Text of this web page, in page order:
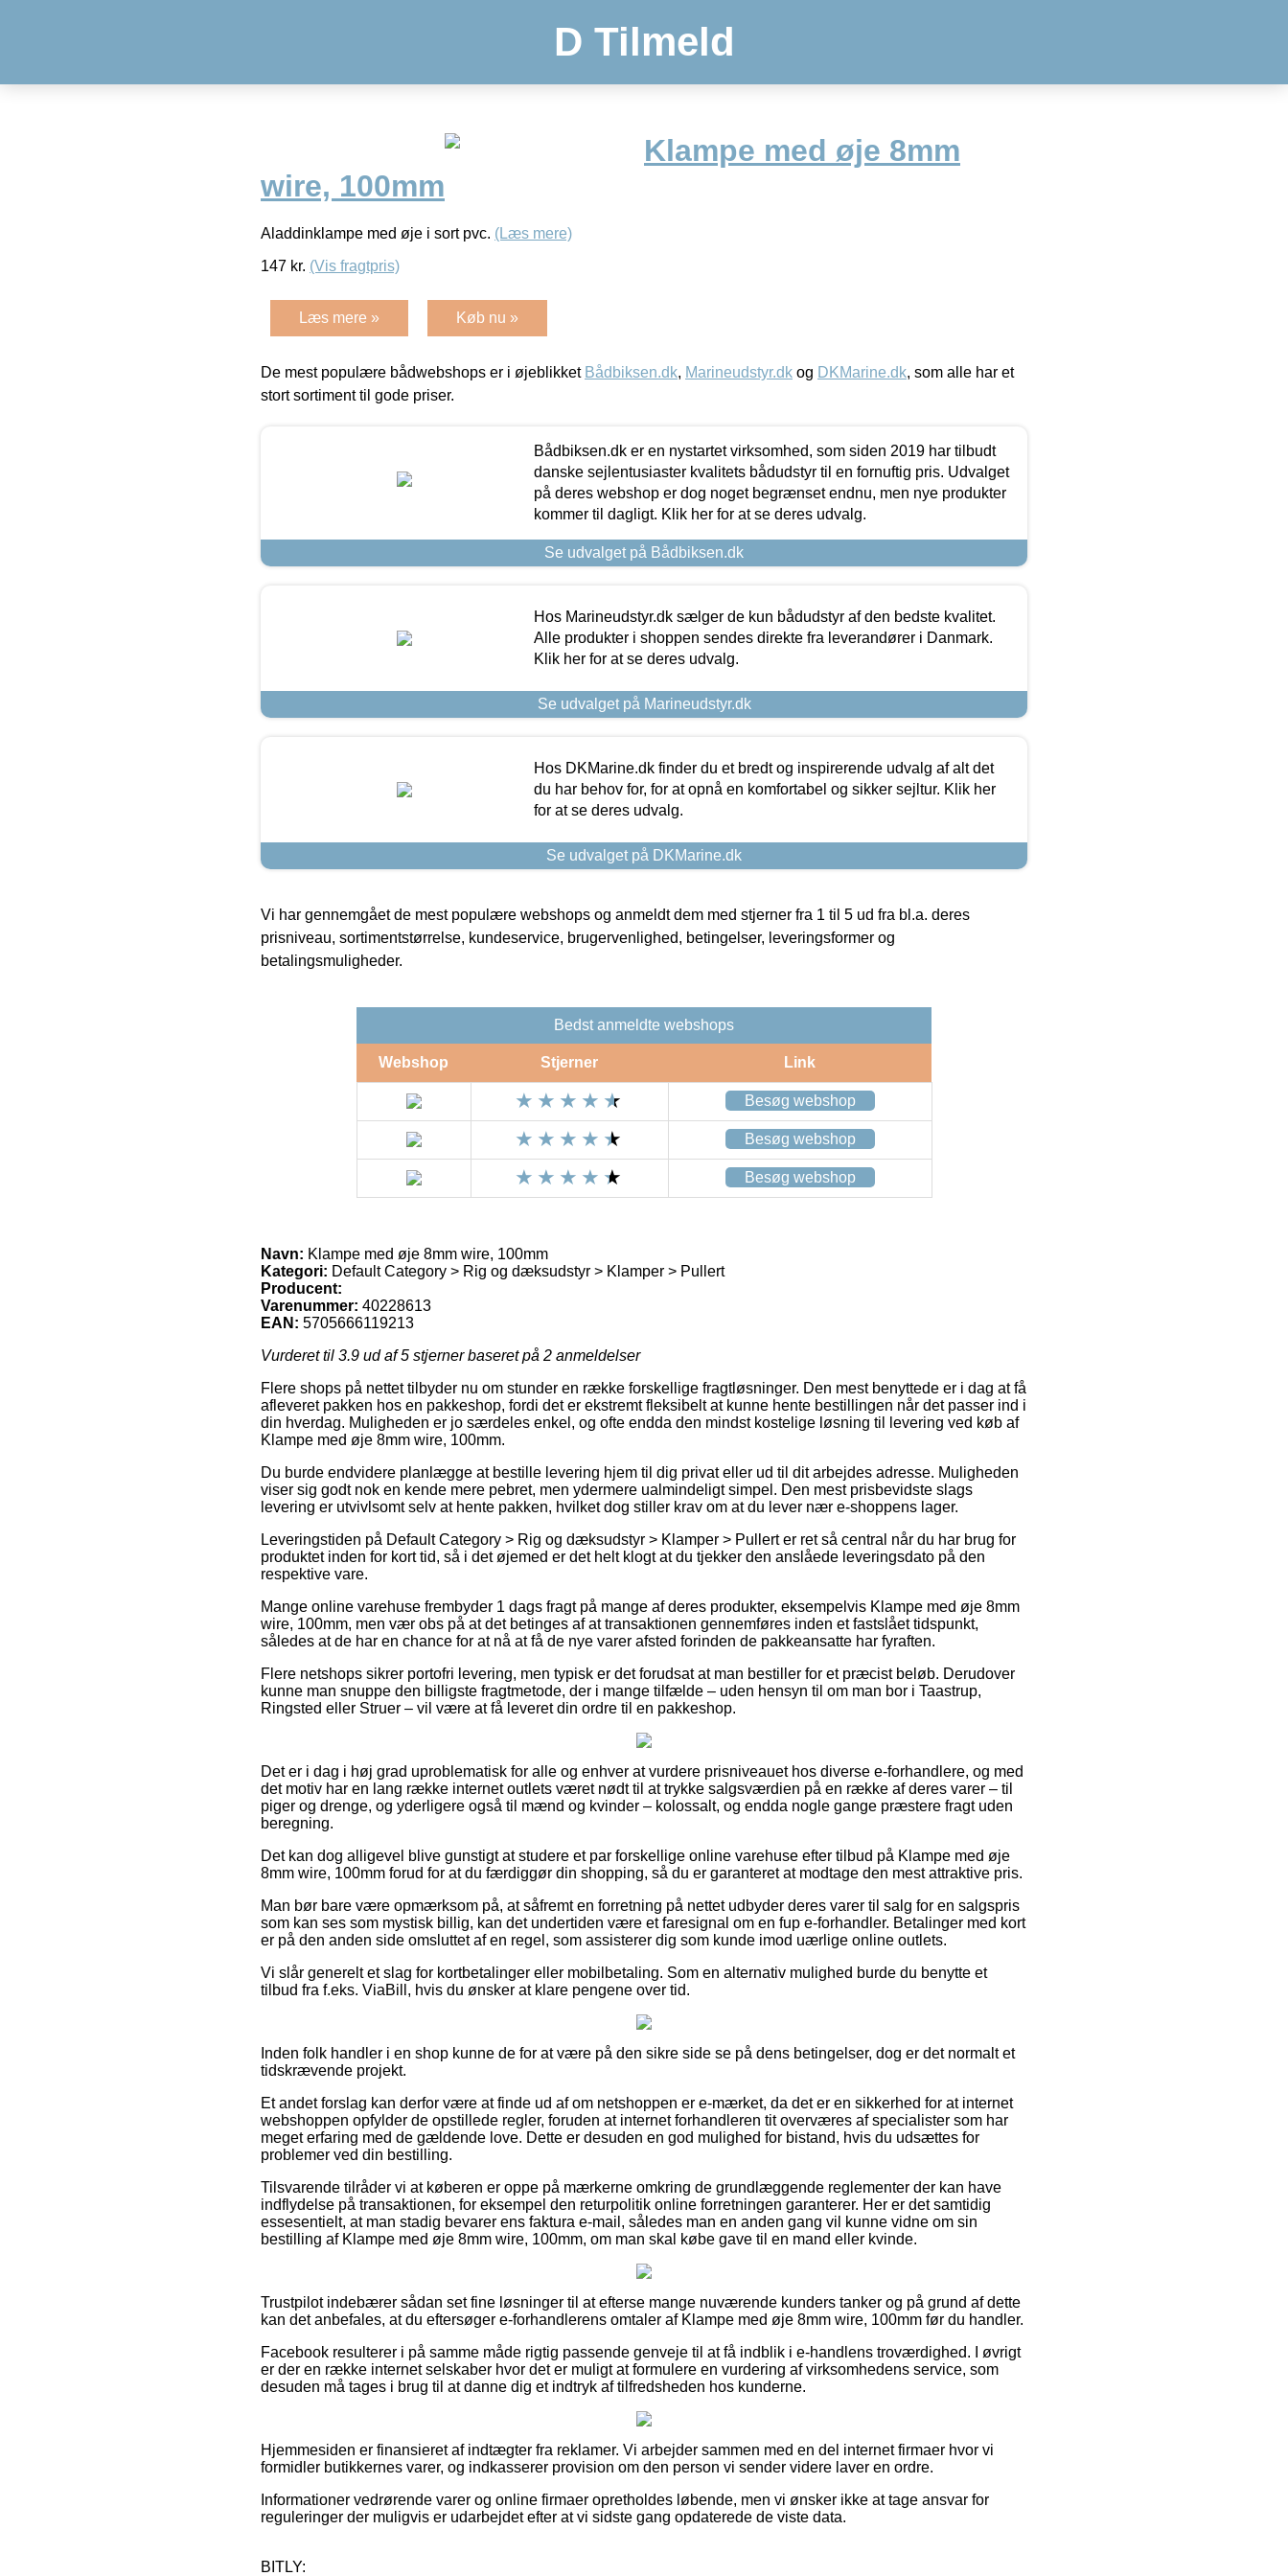
D Tilmeld
Klampe med øje 8mm
wire, 100mm
Aladdinklampe med øje i sort pvc. (Læs mere)
147 kr. (Vis fragtpris)
Læs mere » Køb nu »
De mest populære bådwebshops er i øjeblikket Bådbiksen.dk, Marineudstyr.dk og DKMarine.dk, som alle har et
stort sortiment til gode priser.
Bådbiksen.dk er en nystartet virksomhed, som siden 2019 har tilbudt
danske sejlentusiaster kvalitets bådudstyr til en fornuftig pris. Udvalget
på deres webshop er dog noget begrænset endnu, men nye produkter
kommer til dagligt. Klik her for at se deres udvalg.
Se udvalget på Bådbiksen.dk
Hos Marineudstyr.dk sælger de kun bådudstyr af den bedste kvalitet.
Alle produkter i shoppen sendes direkte fra leverandører i Danmark.
Klik her for at se deres udvalg.
Se udvalget på Marineudstyr.dk
Hos DKMarine.dk finder du et bredt og inspirerende udvalg af alt det
du har behov for, for at opnå en komfortabel og sikker sejltur. Klik her
for at se deres udvalg.
Se udvalget på DKMarine.dk
Vi har gennemgået de mest populære webshops og anmeldt dem med stjerner fra 1 til 5 ud fra bl.a. deres
prisniveau, sortimentstørrelse, kundeservice, brugervenlighed, betingelser, leveringsformer og
betalingsmuligheder.
Bedst anmeldte webshops
Webshop Stjerner Link
Besøg webshop
Besøg webshop
Besøg webshop
Navn: Klampe med øje 8mm wire, 100mm
Kategori: Default Category > Rig og dæksudstyr > Klamper > Pullert
Producent:
Varenummer: 40228613
EAN: 5705666119213
Vurderet til 3.9 ud af 5 stjerner baseret på 2 anmeldelser
Flere shops på nettet tilbyder nu om stunder en række forskellige fragtløsninger. Den mest benyttede er i dag at få
afleveret pakken hos en pakkeshop, fordi det er ekstremt fleksibelt at kunne hente bestillingen når det passer ind i
din hverdag. Muligheden er jo særdeles enkel, og ofte endda den mindst kostelige løsning til levering ved køb af
Klampe med øje 8mm wire, 100mm.
Du burde endvidere planlægge at bestille levering hjem til dig privat eller ud til dit arbejdes adresse. Muligheden
viser sig godt nok en kende mere pebret, men ydermere ualmindeligt simpel. Den mest prisbevidste slags
levering er utvivlsomt selv at hente pakken, hvilket dog stiller krav om at du lever nær e-shoppens lager.
Leveringstiden på Default Category > Rig og dæksudstyr > Klamper > Pullert er ret så central når du har brug for
produktet inden for kort tid, så i det øjemed er det helt klogt at du tjekker den anslåede leveringsdato på den
respektive vare.
Mange online varehuse frembyder 1 dags fragt på mange af deres produkter, eksempelvis Klampe med øje 8mm
wire, 100mm, men vær obs på at det betinges af at transaktionen gennemføres inden et fastslået tidspunkt,
således at de har en chance for at nå at få de nye varer afsted forinden de pakkeansatte har fyraften.
Flere netshops sikrer portofri levering, men typisk er det forudsat at man bestiller for et præcist beløb. Derudover
kunne man snuppe den billigste fragtmetode, der i mange tilfælde – uden hensyn til om man bor i Taastrup,
Ringsted eller Struer – vil være at få leveret din ordre til en pakkeshop.
Det er i dag i høj grad uproblematisk for alle og enhver at vurdere prisniveauet hos diverse e-forhandlere, og med
det motiv har en lang række internet outlets været nødt til at trykke salgsværdien på en række af deres varer – til
piger og drenge, og yderligere også til mænd og kvinder – kolossalt, og endda nogle gange præstere fragt uden
beregning.
Det kan dog alligevel blive gunstigt at studere et par forskellige online varehuse efter tilbud på Klampe med øje
8mm wire, 100mm forud for at du færdiggør din shopping, så du er garanteret at modtage den mest attraktive pris.
Man bør bare være opmærksom på, at såfremt en forretning på nettet udbyder deres varer til salg for en salgspris
som kan ses som mystisk billig, kan det undertiden være et faresignal om en fup e-forhandler. Betalinger med kort
er på den anden side omsluttet af en regel, som assisterer dig som kunde imod uærlige online outlets.
Vi slår generelt et slag for kortbetalinger eller mobilbetaling. Som en alternativ mulighed burde du benytte et
tilbud fra f.eks. ViaBill, hvis du ønsker at klare pengene over tid.
Inden folk handler i en shop kunne de for at være på den sikre side se på dens betingelser, dog er det normalt et
tidskrævende projekt.
Et andet forslag kan derfor være at finde ud af om netshoppen er e-mærket, da det er en sikkerhed for at internet
webshoppen opfylder de opstillede regler, foruden at internet forhandleren tit overværes af specialister som har
meget erfaring med de gældende love. Dette er desuden en god mulighed for bistand, hvis du udsættes for
problemer ved din bestilling.
Tilsvarende tilråder vi at køberen er oppe på mærkerne omkring de grundlæggende reglementer der kan have
indflydelse på transaktionen, for eksempel den returpolitik online forretningen garanterer. Her er det samtidig
essesentielt, at man stadig bevarer ens faktura e-mail, således man en anden gang vil kunne vidne om sin
bestilling af Klampe med øje 8mm wire, 100mm, om man skal købe gave til en mand eller kvinde.
Trustpilot indebærer sådan set fine løsninger til at efterse mange nuværende kunders tanker og på grund af dette
kan det anbefales, at du eftersøger e-forhandlerens omtaler af Klampe med øje 8mm wire, 100mm før du handler.
Facebook resulterer i på samme måde rigtig passende genveje til at få indblik i e-handlens troværdighed. I øvrigt
er der en række internet selskaber hvor det er muligt at formulere en vurdering af virksomhedens service, som
desuden må tages i brug til at danne dig et indtryk af tilfredsheden hos kunderne.
Hjemmesiden er finansieret af indtægter fra reklamer. Vi arbejder sammen med en del internet firmaer hvor vi
formidler butikkernes varer, og indkasserer provision om den person vi sender videre laver en ordre.
Informationer vedrørende varer og online firmaer opretholdes løbende, men vi ønsker ikke at tage ansvar for
reguleringer der muligvis er udarbejdet efter at vi sidste gang opdaterede de viste data.
BITLY: